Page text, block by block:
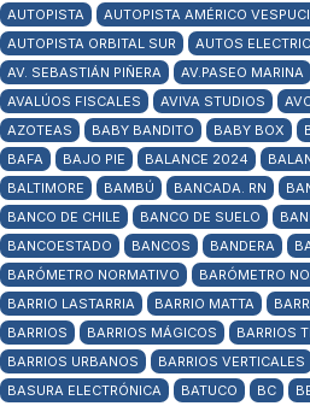
AUTOPISTA
AUTOPISTA AMÉRICO
AUTOPISTA ORBITAL SUR
AUTOS
AV. SEBASTIÁN PIÑERA
AV.PASEO MARINA
AVALÚOS FISCALES
AVIVA STUDIOS
AZOTEAS
BABY BANDITO BABY BOX
BAFA
BAJO PIE BALANCE 2024
BALTIMORE
BAMBÚ BANCADA. RN
BANCO DE CHILE
BANCO DE SUELO
BANCOESTADO
BANCOS BANDERA
BARÓMETRO NORMATIVO
BARÓMETRO
BARRIO LASTARRIA
BARRIO MATTA
BARRIOS
BARRIOS MÁGICOS
BARRIOS
BARRIOS URBANOS
BARRIOS VERTICALES
BASURA ELECTRÓNICA
BATUCO BC